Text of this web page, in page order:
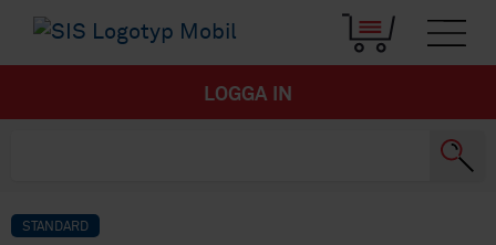
LOGGA IN
STANDARD